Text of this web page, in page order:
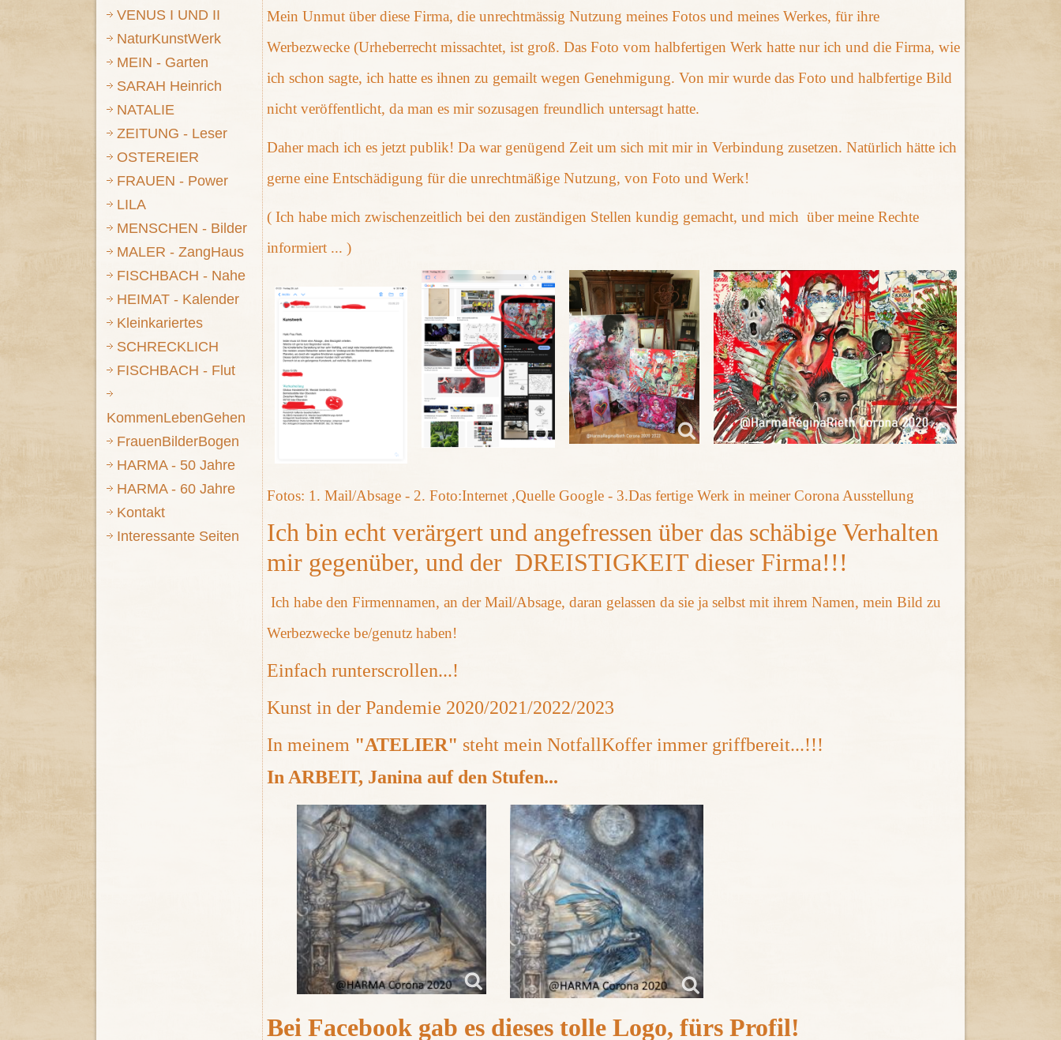
VENUS I UND II
NaturKunstWerk
MEIN - Garten
SARAH Heinrich
NATALIE
ZEITUNG - Leser
OSTEREIER
FRAUEN - Power
LILA
MENSCHEN - Bilder
MALER - ZangHaus
FISCHBACH - Nahe
HEIMAT - Kalender
Kleinkariertes
SCHRECKLICH
FISCHBACH - Flut
KommenLebenGehen
FrauenBilderBogen
HARMA - 50 Jahre
HARMA - 60 Jahre
Kontakt
Interessante Seiten
Mein Unmut über diese Firma, die unrechtmässig Nutzung meines Fotos und meines Werkes, für ihre
Werbezwecke (Urheberrecht missachtet, ist groß. Das Foto vom halbfertigen Werk hatte nur ich und die Firma, wie
ich schon sagte, ich hatte es ihnen zu gemailt wegen Genehmigung. Von mir wurde das Foto und halbfertige Bild
nicht veröffentlicht, da man es mir sozusagen freundlich untersagt hatte.
Daher mach ich es jetzt publik! Da war genügend Zeit um sich mit mir in Verbindung zusetzen. Natürlich hätte ich
gerne eine Entschädigung für die unrechtmäßige Nutzung, von Foto und Werk!
( Ich habe mich zwischenzeitlich bei den zuständigen Stellen kundig gemacht, und mich über meine Rechte
informiert ... )
Fotos: 1. Mail/Absage - 2. Foto:Internet ,Quelle Google - 3.Das fertige Werk in meiner Corona Ausstellung
Ich bin echt verärgert und angefressen über das schäbige Verhalten
mir gegenüber, und der DREISTIGKEIT dieser Firma!!!
Ich habe den Firmennamen, an der Mail/Absage, daran gelassen da sie ja selbst mit ihrem Namen, mein Bild zu
Werbezwecke be/genutz haben!
Einfach runterscrollen...!
Kunst in der Pandemie 2020/2021/2022/2023
In meinem "ATELIER" steht mein NotfallKoffer immer griffbereit...!!!
In ARBEIT, Janina auf den Stufen...
Bei Facebook gab es dieses tolle Logo, fürs Profil!